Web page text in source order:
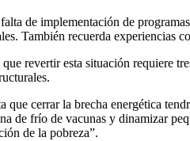
de implementación de
También recuerda experiencias
revertir esta situación requiere
que cerrar la brecha energética
de frío de vacunas y dinamizar
de la pobreza”.